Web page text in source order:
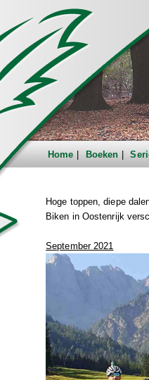
Home Boeken
Hoge toppen, diepe
Biken in Oostenrijk
September 2021